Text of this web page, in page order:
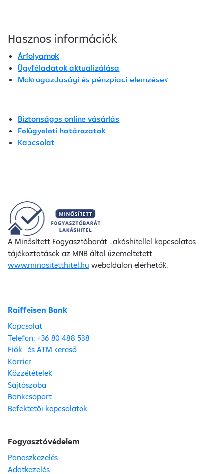
Hasznos információk
Árfolyamok
Ügyféladatok aktualizálása
Makrogazdasági és pénzpiaci elemzések
Biztonságos online vásárlás
Felügyeleti határozatok
Kapcsolat
A Minősített Fogyasztóbarát Lakáshitellel kapcsolatos
tájékoztatások az MNB által üzemeltetett
www.minositetthitel.hu weboldalon elérhetők.
Raiffeisen Bank
Kapcsolat
Telefon: +36 80 488 588
Fiók- és ATM kereső
Karrier
Közzétételek
Sajtószoba
Bankcsoport
Befektetői kapcsolatok
Fogyasztóvédelem
Panaszkezelés
Adatkezelés